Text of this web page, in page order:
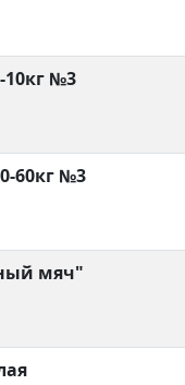
10кг №3
60кг №3
мяч"